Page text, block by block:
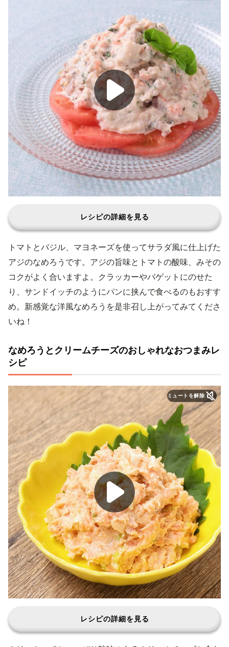
レシピの詳細を見る
トマトとバジル、マヨネーズを使ってサラダ風に仕上げた
アジのなめろうです。アジの旨味とトマトの酸味、みその
コクがよく合いますよ。クラッカーやバゲットにのせた
り、サンドイッチのようにパンに挟んで食べるのもおすす
め。新感覚な洋風なめろうを是非召し上がってみてくださ
いね！
なめろうとクリームチーズのおしゃれなおつまみレ
シピ
ミュートを解除
レシピの詳細を見る